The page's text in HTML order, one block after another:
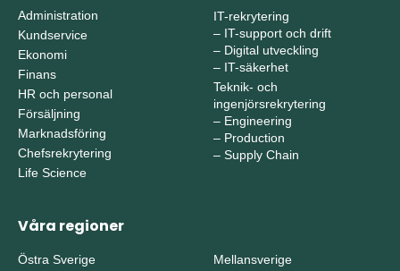
Administration
Kundservice
Ekonomi
Finans
HR och personal
Försäljning
Marknadsföring
Chefsrekrytering
Life Science
IT-rekrytering
– IT-support och drift
– Digital utveckling
– IT-säkerhet
Teknik- och
ingenjörsrekrytering
– Engineering
– Production
– Supply Chain
Våra regioner
Östra Sverige Mellansverige